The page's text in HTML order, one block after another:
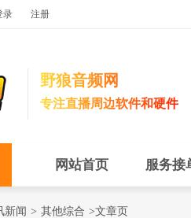
录 注册
野狼音频网
专注直播周边软件和硬件
网站首页 服务接
新闻 > 其他综合 >文章页